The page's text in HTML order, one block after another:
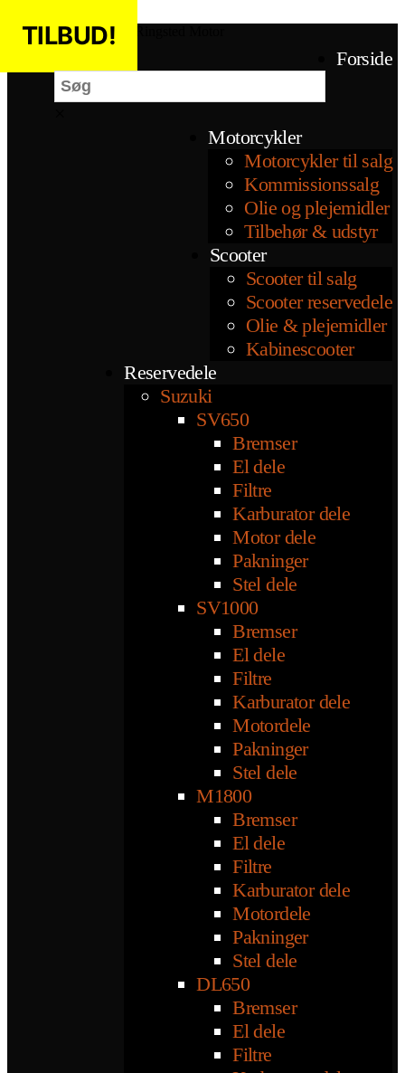
Forside
Motorcykler
Motorcykler til salg
Kommissionssalg
Olie og plejemidler
Tilbehør & udstyr
Scooter
Scooter til salg
Scooter reservedele
Olie & plejemidler
Kabinescooter
Reservedele
Suzuki
SV650
Bremser
El dele
Filtre
Karburator dele
Motor dele
Pakninger
Stel dele
SV1000
Bremser
El dele
Filtre
Karburator dele
Motordele
Pakninger
Stel dele
M1800
Bremser
El dele
Filtre
Karburator dele
Motordele
Pakninger
Stel dele
DL650
Bremser
El dele
Filtre
TILBUD!
TILBUD!